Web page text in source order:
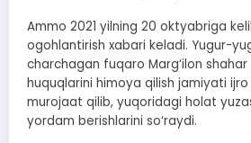
Ammo 2021 yilning 20 oktyabriga
ogohlantirish xabari keladi. Yugur-
charchagan fuqaro Marg‘ilon shahar
huquqlarini himoya qilish jamiyati
murojaat qilib, yuqoridagi holat
yordam berishlarini so‘raydi.